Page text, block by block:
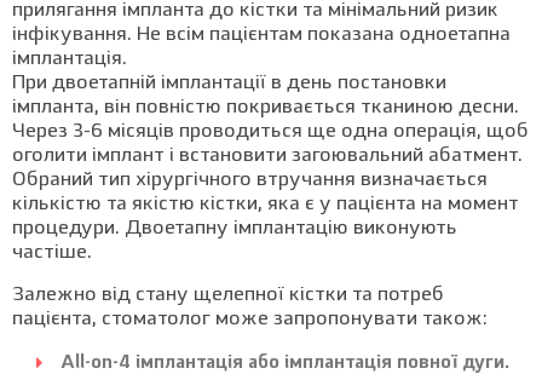
прилягання імпланта до кістки та мінімальний ризик
інфікування. Не всім пацієнтам показана одноетапна
імплантація.
При двоетапній імплантації в день постановки
імпланта, він повністю покривається тканиною десни.
Через 3-6 місяців проводиться ще одна операція, щоб
оголити імплант і встановити загоювальний абатмент.
Обраний тип хірургічного втручання визначається
кількістю та якістю кістки, яка є у пацієнта на момент
процедури. Двоетапну імплантацію виконують
частіше.
Залежно від стану щелепної кістки та потреб
пацієнта, стоматолог може запропонувати також:
All-on-4 імплантація або імплантація повної дуги.